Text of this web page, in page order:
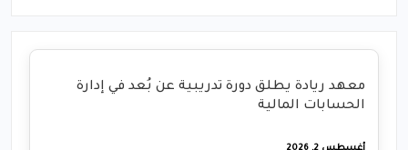
معهد ريادة يطلق دورة تدريبية عن بُعد في إدارة
الحسابات المالية